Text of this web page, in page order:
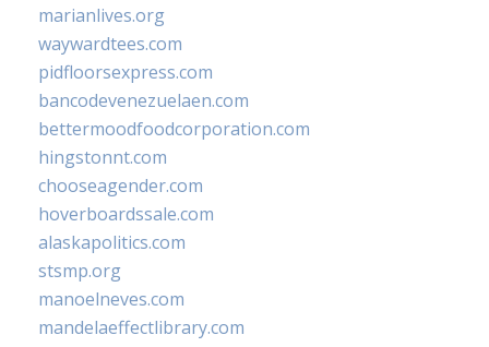
marianlives.org
waywardtees.com
pidfloorsexpress.com
bancodevenezuelaen.com
bettermoodfoodcorporation.com
hingstonnt.com
chooseagender.com
hoverboardssale.com
alaskapolitics.com
stsmp.org
manoelneves.com
mandelaeffectlibrary.com